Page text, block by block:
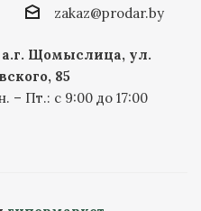
zakaz@prodar.by
Щомыслица, ул.
85
– Пт.: с 9:00 до 17:00